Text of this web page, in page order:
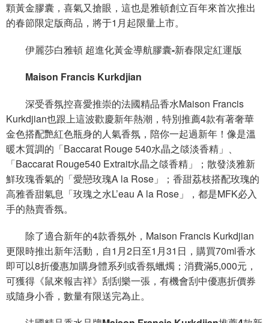
顆黃金膠囊，喜氣又搶眼，這也是雅頓創立百年來首次推出
的春節限定版商品，將于1月起限量上市。
伊麗莎白雅頓 超進化黃金導航膠囊-新春限定紅運版
Maison Francis Kurkdjian
深受香氛控喜愛推崇的法國精品香水Maison Francis
Kurkdjian也跟上這波歡慶新年熱潮，特別推薦4款有著奢華
金色搭配艷紅色瓶身的人氣香氛，陪你一起過新年！像是溫
暖木質調的「Baccarat Rouge 540水晶之燄淡香精」、
「Baccarat Rouge540 Extrait水晶之燄香精」；散發淡雅新
鮮玫瑰香氣的「愛戀玫瑰A la Rose」；香甜荔枝搭配玫瑰的
高雅香甜氣息「玫瑰之水L’eau A la Rose」，都是MFK必入
手的熱賣香氛。
除了適合新年的4款香氛外，Maison Francis Kurkdjian
更限時推出新年活動，自1月2日至1月31日，購買70ml香水
即可以8折優惠加購身體系列或香氛蠟燭；消費滿5,000元，
可獲得《鼠來報吉祥》刮刮樂一張，有機會刮中優惠折價券
或隨身小香，數量有限送完為止。